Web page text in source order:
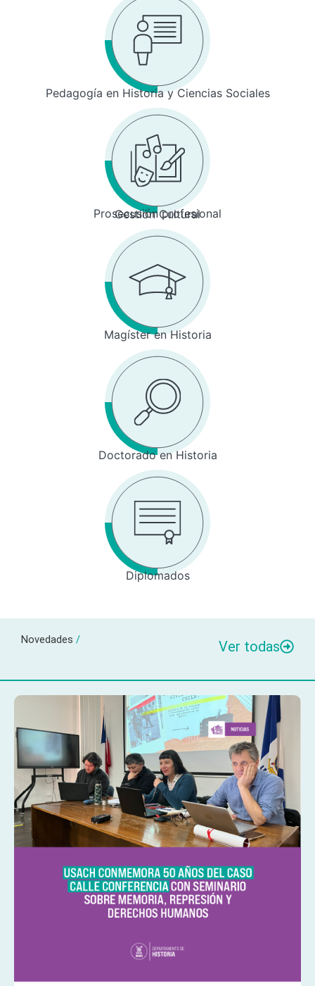
Pedagogía en Historia y Ciencias Sociales
Prosecusión profesional
Gestión Cultural
Magíster en Historia
Doctorado en Historia
Diplomados
Novedades / Ver todas